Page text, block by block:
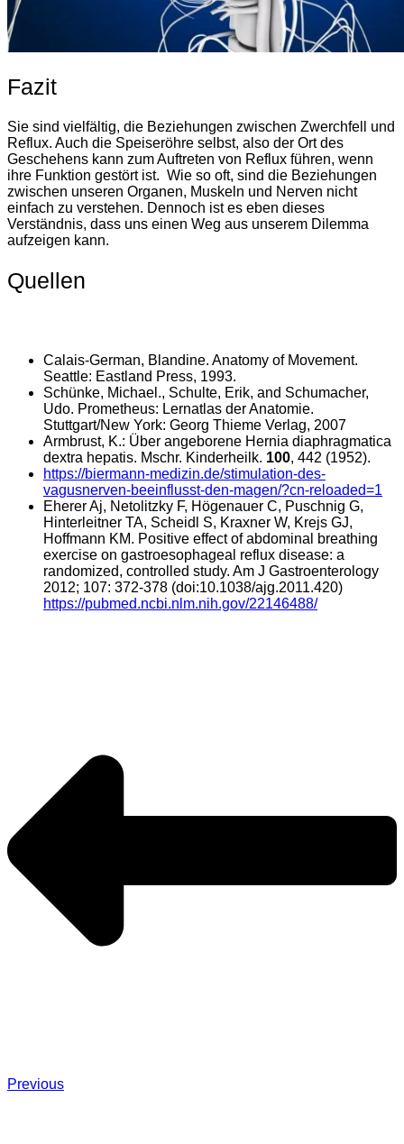
Fazit
Sie sind vielfältig, die Beziehungen zwischen Zwerchfell und
Reflux. Auch die Speiseröhre selbst, also der Ort des
Geschehens kann zum Auftreten von Reflux führen, wenn
ihre Funktion gestört ist. Wie so oft, sind die Beziehungen
zwischen unseren Organen, Muskeln und Nerven nicht
einfach zu verstehen. Dennoch ist es eben dieses
Verständnis, dass uns einen Weg aus unserem Dilemma
aufzeigen kann.
Quellen
Calais-German, Blandine. Anatomy of Movement.
Seattle: Eastland Press, 1993.
Schünke, Michael., Schulte, Erik, and Schumacher,
Udo. Prometheus: Lernatlas der Anatomie.
Stuttgart/New York: Georg Thieme Verlag, 2007
Armbrust, K.: Über angeborene Hernia diaphragmatica
dextra hepatis. Mschr. Kinderheilk. 100, 442 (1952).
https://biermann-medizin.de/stimulation-des-
vagusnerven-beeinflusst-den-magen/?cn-reloaded=1
Eherer Aj, Netolitzky F, Högenauer C, Puschnig G,
Hinterleitner TA, Scheidl S, Kraxner W, Krejs GJ,
Hoffmann KM. Positive effect of abdominal breathing
exercise on gastroesophageal reflux disease: a
randomized, controlled study. Am J Gastroenterology
2012; 107: 372-378 (doi:10.1038/ajg.2011.420)
https://pubmed.ncbi.nlm.nih.gov/22146488/
Previous